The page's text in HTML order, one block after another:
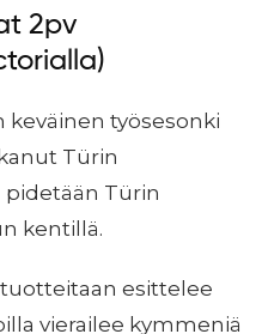
2pv
työsesonki
Türin
pidetään Türin
kentillä.
esittelee
vierailee kymmeniä